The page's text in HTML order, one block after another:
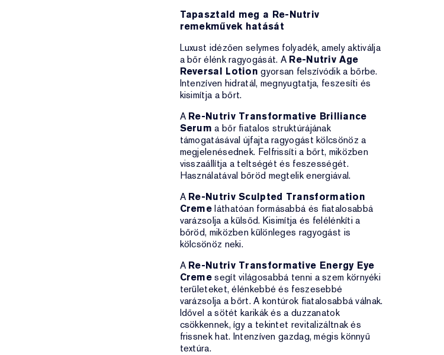
Tapasztald meg a Re-Nutriv
remekművek hatását
Luxust idézően selymes folyadék, amely aktiválja
a bőr élénk ragyogását. A Re-Nutriv Age
Reversal Lotion gyorsan felszívódik a bőrbe.
Intenzíven hidratál, megnyugtatja, feszesíti és
kisimítja a bőrt.
A Re-Nutriv Transformative Brilliance
Serum a bőr fiatalos struktúrájának
támogatásával újfajta ragyogást kölcsönöz a
megjelenésednek. Felfrissíti a bőrt, miközben
visszaállítja a teltségét és feszességét.
Használatával bőröd megtelik energiával.
A Re-Nutriv Sculpted Transformation
Cremeláthatóan formásabbá és fiatalosabbá
varázsolja a külsőd. Kisimítja és felélénkíti a
bőröd, miközben különleges ragyogást is
kölcsönöz neki.
A Re-Nutriv Transformative Energy Eye
Cremesegít világosabbá tenni a szem környéki
területeket, élénkebbé és feszesebbé
varázsolja a bőrt. A kontúrok fiatalosabbá válnak.
Idővel a sötét karikák és a duzzanatok
csökkennek, így a tekintet revitalizáltnak és
frissnek hat. Intenzíven gazdag, mégis könnyű
textúra.